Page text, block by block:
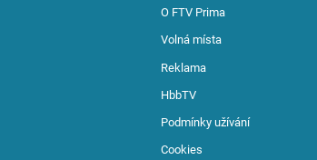
O FTV Prima
Volná místa
Reklama
HbbTV
Podmínky užívání
Cookies